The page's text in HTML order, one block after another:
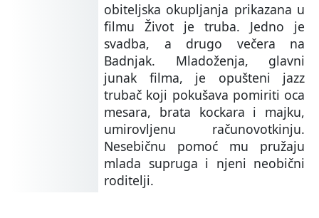
obiteljska okupljanja prikazana u
filmu Život je truba. Jedno je
svadba, a drugo večera na
Badnjak. Mladoženja, glavni
junak filma, je opušteni jazz
trubač koji pokušava pomiriti oca
mesara, brata kockara i majku,
umirovljenu računovotkinju.
Nesebičnu pomoć mu pružaju
mlada supruga i njeni neobični
roditelji.